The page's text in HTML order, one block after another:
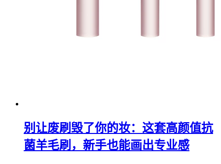
别让废刷毁了你的妆：这套高颜值抗
菌羊毛刷，新手也能画出专业感